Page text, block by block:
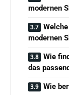
modernen
modernen
Wie
das
Wie